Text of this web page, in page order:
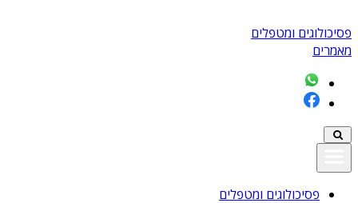
פסיכולוגים ומטפלים
מאמרים
פסיכולוגים ומטפלים